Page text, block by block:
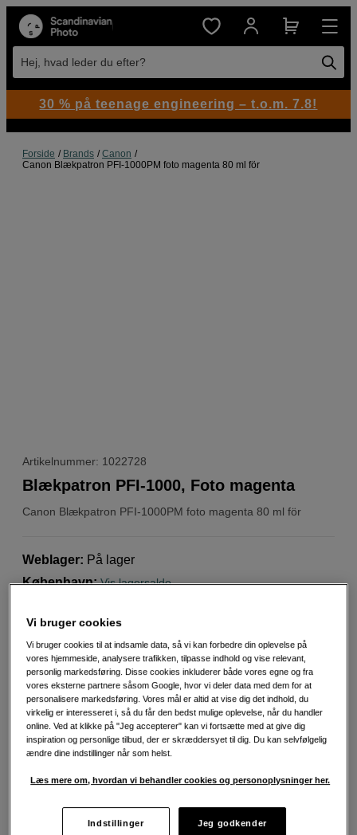
Hej, hvad leder du efter?
Forside Brands
Canon
Canon Blækpatron PFI-1000PM foto magenta 80 ml för
Artikelnummer: 1022728
Canon Blækpatron PFI-1000PM foto magenta 80 ml för
Blækpatron PFI-1000, Foto magenta
Weblager: På lager
København: Vis lagersaldo
Blækpatron Lucia Pro photo magenta 80 ml PFI-
1000PM
Mere information
449 DKK
Antal
30 % på teenage engineering – t.o.m. 7.8!
Vi bruger cookies
Vi bruger cookies til at indsamle data, så vi kan forbedre din oplevelse på
vores hjemmeside, analysere trafikken, tilpasse indhold og vise relevant,
personlig markedsføring. Disse cookies inkluderer både vores egne og fra
vores eksterne partnere såsom Google, hvor vi deler data med dem for at
personalisere markedsføring. Vores mål er altid at vise dig det indhold, du
virkelig er interesseret i, så du får den bedst mulige oplevelse, når du handler
online. Ved at klikke på "Jeg accepterer" kan vi fortsætte med at give dig
inspiration og personlige tilbud, der er skræddersyet til dig. Du kan selvfølgelig
ændre dine indstillinger når som helst.
Læs mere om, hvordan vi behandler cookies og personoplysninger her.
Indstillinger Jeg godkender